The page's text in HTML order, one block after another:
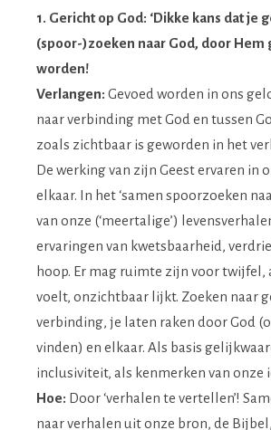
1. Gericht op God: ‘Dikke kans dat je
(spoor-)zoeken naar God, door Hem
worden!
Verlangen: Gevoed worden in ons
naar verbinding met God en tussen
zoals zichtbaar is geworden in het
De werking van zijn Geest ervaren in
elkaar. In het ‘samen spoorzoeken
van onze (‘meertalige’)
ervaringen van kwetsbaarheid,
hoop. Er mag ruimte zijn voor twijfel,
voelt, onzichtbaar lijkt. Zoeken naar
verbinding, je laten raken door God
vinden) en elkaar. Als basis
inclusiviteit, als kenmerken van onze
Hoe: Door ‘verhalen te vertellen’!
naar verhalen uit onze bron, de